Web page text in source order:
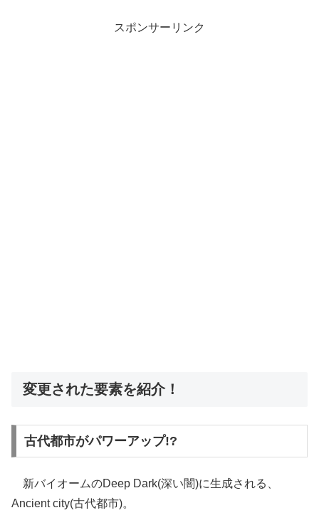
スポンサーリンク
変更された要素を紹介！
古代都市がパワーアップ!?
新バイオームのDeep Dark(深い闇)に生成される、
Ancient city(古代都市)。